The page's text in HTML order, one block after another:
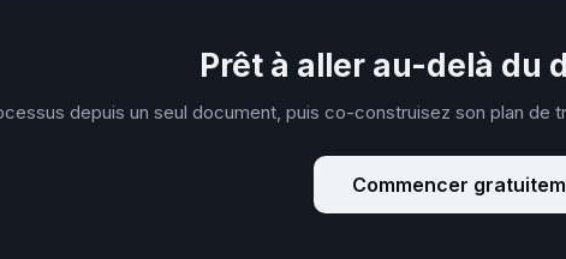
Prêt à aller au-delà du
depuis un seul document, puis co-construisez son plan de
Commencer